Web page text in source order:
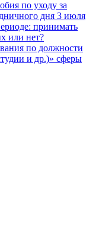
по уходу за
дня 3 июля
принимать
или нет?
по должности
и др.)» сферы